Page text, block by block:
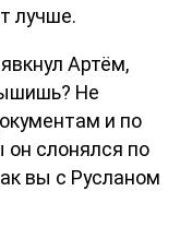
лучше.
Артём,
Не
и по
он слонялся по
вы с Русланом